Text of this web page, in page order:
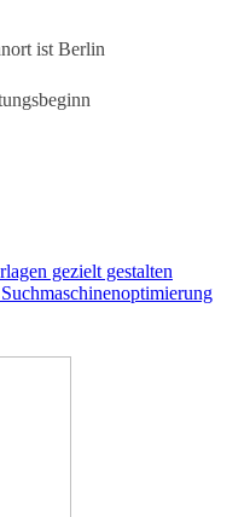
ist Berlin
gezielt gestalten